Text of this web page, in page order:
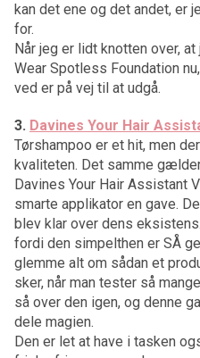
kan det ene og det andet,
for.
Når jeg er lidt knotten over,
Wear Spotless Foundation
ved er på vej til at udgå.
3. Davines Your Hair
Tørshampoo er et hit, men
kvaliteten. Det samme
Davines Your Hair Assistant
smarte applikator en gave.
blev klar over dens
fordi den simpelthen er SÅ
glemme alt om sådan et
sker, når man tester så
så over den igen, og denne
dele magien.
Den er let at have i tasken